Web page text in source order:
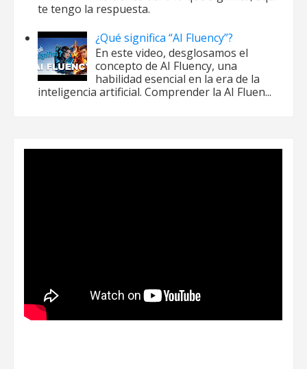
te tengo la respuesta.
¿Qué significa “AI Fluency”?
En este video, desglosamos el
concepto de AI Fluency, una
habilidad esencial en la era de la
inteligencia artificial. Comprender la AI Fluen...